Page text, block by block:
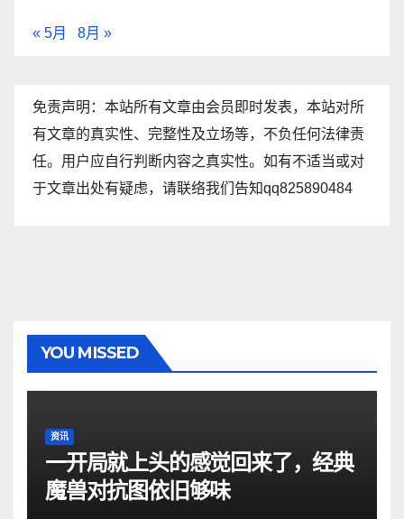
« 5月 8月 »
免责声明：本站所有文章由会员即时发表，本站对所
有文章的真实性、完整性及立场等，不负任何法律责
任。用户应自行判断内容之真实性。如有不适当或对
于文章出处有疑虑，请联络我们告知qq825890484
YOU MISSED
资讯
一开局就上头的感觉回来了，经典
魔兽对抗图依旧够味